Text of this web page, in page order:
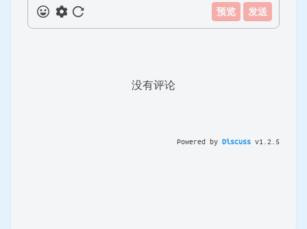
预览 发送
没有评论
Powered by Discuss v1.2.5